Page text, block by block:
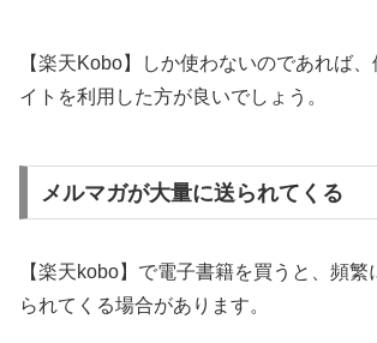
【楽天Kobo】しか使わないのであれば
イトを利用した方が良いでしょう。
メルマガが大量に送られてくる
【楽天kobo】で電子書籍を買うと、頻繁
られてくる場合があります。